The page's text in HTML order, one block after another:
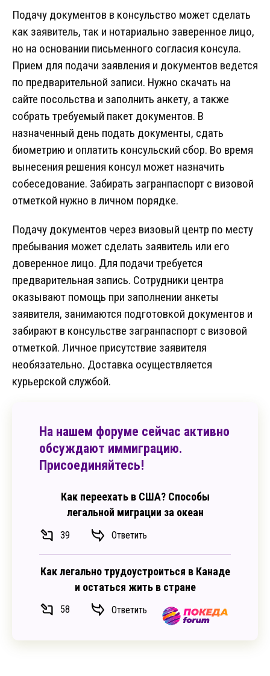
Подачу документов в консульство может сделать
как заявитель, так и нотариально заверенное лицо,
но на основании письменного согласия консула.
Прием для подачи заявления и документов ведется
по предварительной записи. Нужно скачать на
сайте посольства и заполнить анкету, а также
собрать требуемый пакет документов. В
назначенный день подать документы, сдать
биометрию и оплатить консульский сбор. Во время
вынесения решения консул может назначить
собеседование. Забирать загранпаспорт с визовой
отметкой нужно в личном порядке.
Подачу документов через визовый центр по месту
пребывания может сделать заявитель или его
доверенное лицо. Для подачи требуется
предварительная запись. Сотрудники центра
оказывают помощь при заполнении анкеты
заявителя, занимаются подготовкой документов и
забирают в консульстве загранпаспорт с визовой
отметкой. Личное присутствие заявителя
необязательно. Доставка осуществляется
курьерской службой.
На нашем форуме сейчас активно
обсуждают иммиграцию.
Присоединяйтесь!
Как переехать в США? Способы
легальной миграции за океан
39 Ответить
Как легально трудоустроиться в Канаде
и остаться жить в стране
58 Ответить